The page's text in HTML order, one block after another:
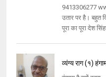
9413306277
उतार पर है। बहुत
पूरा का पूरा देश
व्यंग्य राग (१)